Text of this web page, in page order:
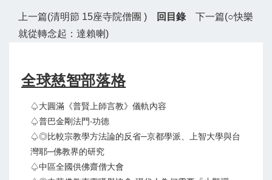
上一篇(清明節 15座寺院僧團 ) 回目錄
下一篇(○快樂
就從轉念起：達賴喇)
全球慈智部落格
♤大圓滿《普賢上師言教》儀軌內容
♤普巴金剛法門‧功德
♤◎比較宗教學方法論的反省─京都學派、上智大學與台
灣耶─佛教界的研究
♤中區全國供佛齋僧大會